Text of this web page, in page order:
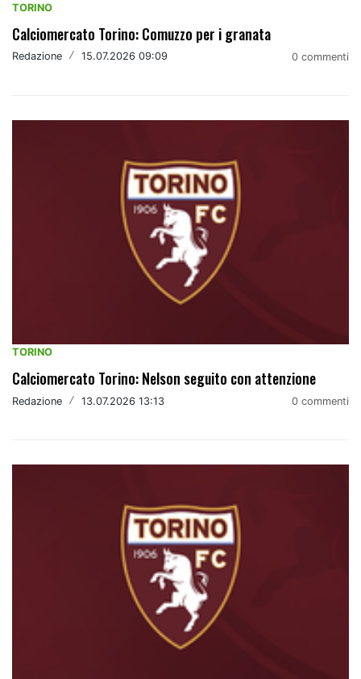
TORINO
Calciomercato Torino: Comuzzo per i granata
Redazione / 15.07.2026 09:09 0 commenti
TORINO
Calciomercato Torino: Nelson seguito con attenzione
Redazione / 13.07.2026 13:13 0 commenti